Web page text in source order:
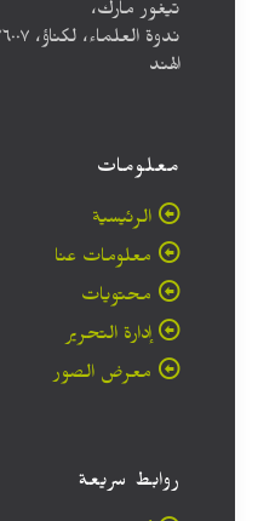
تيغور مارك،
ندوة العلماء، لكناؤ، ۲۲٦۰۰۷
الهند
معلومات
الرئيسية
معلومات عنا
محتويات
إدارة التحرير
معرض الصور
روابط سريعة